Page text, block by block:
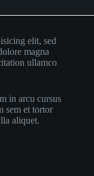
elit, sed
magna
ullamco
in arcu cursus
sem et tortor
aliquet.